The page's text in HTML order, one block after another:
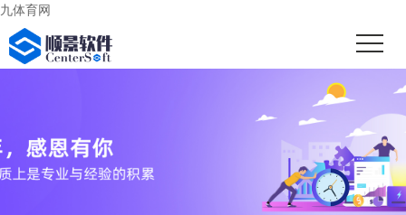
九体育网